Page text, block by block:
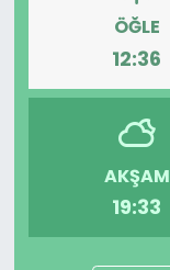
ÖĞLE
12:36
AKŞAM
19:33